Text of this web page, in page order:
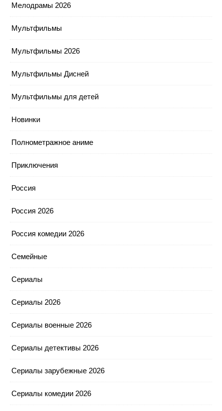
Мелодрамы 2026
Мультфильмы
Мультфильмы 2026
Мультфильмы Дисней
Мультфильмы для детей
Новинки
Полнометражное аниме
Приключения
Россия
Россия 2026
Россия комедии 2026
Семейные
Сериалы
Сериалы 2026
Сериалы военные 2026
Сериалы детективы 2026
Сериалы зарубежные 2026
Сериалы комедии 2026